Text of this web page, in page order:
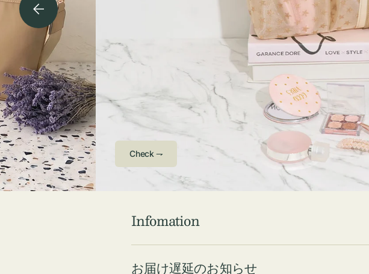
ハンドバッグ
ボストンバッグ
リュック
エコバッグ・サ
ブバッグ
扇子・ファン
ストール・ハッ
ト・グローブ
メガネ・サング
ラス・ルーペ
ハンカチ・ソッ
クス
ジュエリーボッ
クス ・ケース
インテリア
Check ⇁
Infomation
お届け遅延のお知らせ